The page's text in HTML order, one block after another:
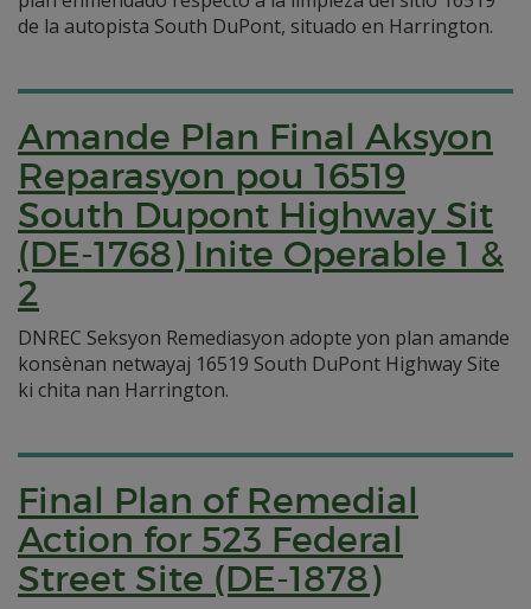
de la autopista South DuPont, situado en Harrington.
Amande Plan Final Aksyon
Reparasyon pou 16519
South Dupont Highway Sit
(DE-1768) Inite Operable 1 &
2
DNREC Seksyon Remediasyon adopte yon plan amande
konsènan netwayaj 16519 South DuPont Highway Site
ki chita nan Harrington.
Final Plan of Remedial
Action for 523 Federal
Street Site (DE-1878)